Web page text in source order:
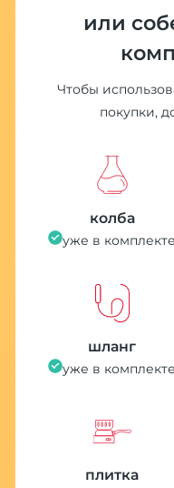
или
Чтобы
покупки,
колба
уже в комплекте
шланг
уже в комплекте
плитка